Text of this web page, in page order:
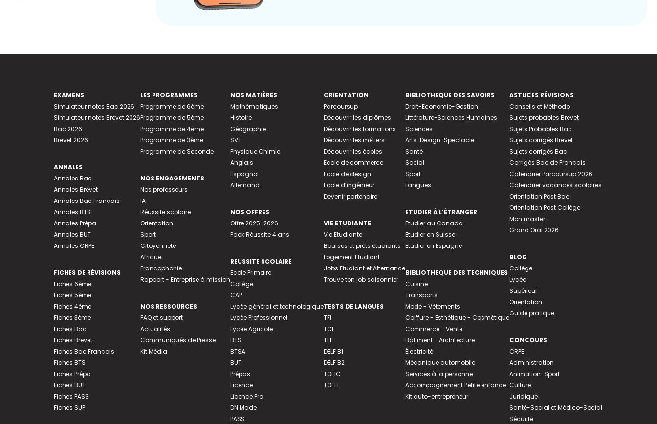
EXAMENS
Simulateur notes Bac 2026
Simulateur notes Brevet 2026
Bac 2026
Brevet 2026
ANNALES
Annales Bac
Annales Brevet
Annales Bac Français
Annales BTS
Annales Prépa
Annales BUT
Annales CRPE
FICHES DE RÉVISIONS
Fiches 6ème
Fiches 5ème
Fiches 4ème
Fiches 3ème
Fiches Bac
Fiches Brevet
Fiches Bac Français
Fiches BTS
Fiches Prépa
Fiches BUT
Fiches PASS
Fiches SUP
LES PROGRAMMES
Programme de 6ème
Programme de 5ème
Programme de 4ème
Programme de 3ème
Programme de Seconde
NOS ENGAGEMENTS
Nos professeurs
IA
Réussite scolaire
Orientation
Sport
Citoyenneté
Afrique
Francophonie
Rapport - Entreprise à mission
NOS RESSOURCES
FAQ et support
Actualités
Communiqués de Presse
Kit Média
NOS MATIÈRES
Mathématiques
Histoire
Géographie
SVT
Physique Chimie
Anglais
Espagnol
Allemand
NOS OFFRES
Offre 2025-2026
Pack Réussite 4 ans
REUSSITE SCOLAIRE
Ecole Primaire
Collège
CAP
Lycée général et technologique
Lycée Professionnel
Lycée Agricole
BTS
BTSA
BUT
Prépas
Licence
Licence Pro
DN Made
PASS
ORIENTATION
Parcoursup
Découvrir les diplômes
Découvrir les formations
Découvrir les métiers
Découvrir les écoles
Ecole de commerce
Ecole de design
Ecole d’ingénieur
Devenir partenaire
VIE ETUDIANTE
Vie Etudiante
Bourses et prêts étudiants
Logement Etudiant
Jobs Etudiant et Alternance
Trouve ton job saisonnier
TESTS DE LANGUES
TFI
TCF
TEF
DELF B1
DELF B2
TOEIC
TOEFL
BIBLIOTHEQUE DES SAVOIRS
Droit-Economie-Gestion
Littérature-Sciences Humaines
Sciences
Arts-Design-Spectacle
Santé
Social
Sport
Langues
ETUDIER À L’ÉTRANGER
Etudier au Canada
Etudier en Suisse
Etudier en Espagne
BIBLIOTHEQUE DES TECHNIQUES
Cuisine
Transports
Mode - Vêtements
Coiffure - Esthétique - Cosmétique
Commerce - Vente
Bâtiment - Architecture
Électricité
Mécanique automobile
Services à la personne
Accompagnement Petite enfance
Kit auto-entrepreneur
ASTUCES RÉVISIONS
Conseils et Méthodo
Sujets probables Brevet
Sujets Probables Bac
Sujets corrigés Brevet
Sujets corrigés Bac
Corrigés Bac de Français
Calendrier Parcoursup 2026
Calendrier vacances scolaires
Orientation Post Bac
Orientation Post Collège
Mon master
Grand Oral 2026
BLOG
Collège
Lycée
Supérieur
Orientation
Guide pratique
CONCOURS
CRPE
Administration
Animation-Sport
Culture
Juridique
Santé-Social et Médico-Social
Sécurité